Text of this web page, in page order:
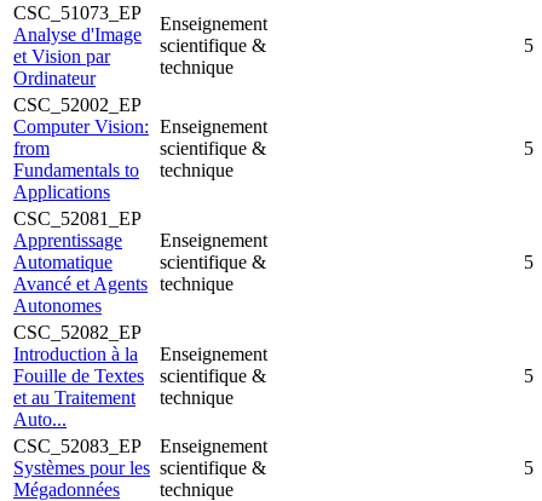
CSC_51073_EP
Analyse d'Image
et Vision par
Ordinateur
Enseignement
scientifique &
technique
5
CSC_52002_EP
Computer Vision:
from
Fundamentals to
Applications
Enseignement
scientifique &
technique
5
CSC_52081_EP
Apprentissage
Automatique
Avancé et Agents
Autonomes
Enseignement
scientifique &
technique
5
CSC_52082_EP
Introduction à la
Fouille de Textes
et au Traitement
Auto...
Enseignement
scientifique &
technique
5
CSC_52083_EP
Systèmes pour les
Mégadonnées
Enseignement
scientifique &
technique
5